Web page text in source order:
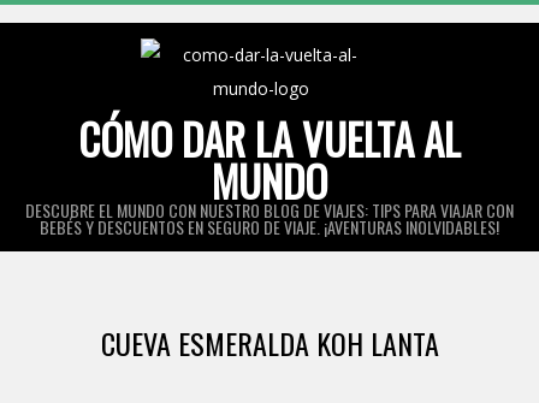
CÓMO DAR LA VUELTA AL
MUNDO
DESCUBRE EL MUNDO CON NUESTRO BLOG DE VIAJES: TIPS PARA VIAJAR CON
BEBÉS Y DESCUENTOS EN SEGURO DE VIAJE. ¡AVENTURAS INOLVIDABLES!
CUEVA ESMERALDA KOH LANTA